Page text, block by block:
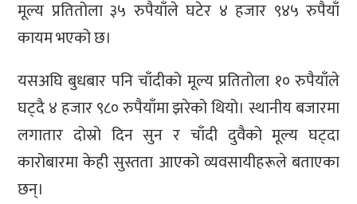
मूल्य प्रतितोला ३५ रुपैयाँले घटेर ४ हजार ९४५ रुपैयाँ
कायम भएको छ।
यसअघि बुधबार पनि चाँदीको मूल्य प्रतितोला १० रुपैयाँले
घट्दै ४ हजार ९८० रुपैयाँमा झरेको थियो। स्थानीय बजारमा
लगातार दोस्रो दिन सुन र चाँदी दुवैको मूल्य घट्दा
कारोबारमा केही सुस्तता आएको व्यवसायीहरूले बताएका
छन्।